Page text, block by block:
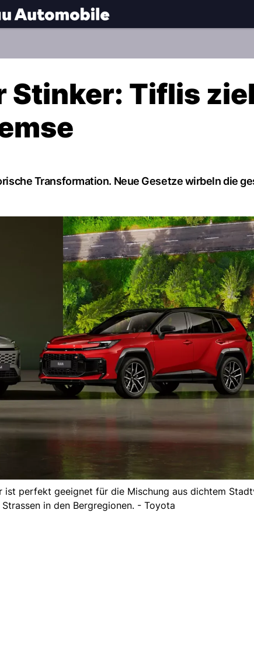
Stinker: Tiflis
Transformation. Neue Gesetze wirbeln die
ist perfekt geeignet für die Mischung aus dichtem
in den Bergregionen. - Toyota